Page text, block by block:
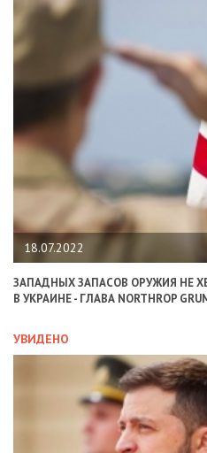
18.07.2022
ЗАПАДНЫХ ЗАПАСОВ ОРУЖИЯ НЕ
В УКРАИНЕ - ГЛАВА NORTHROP
УВИДЕНО